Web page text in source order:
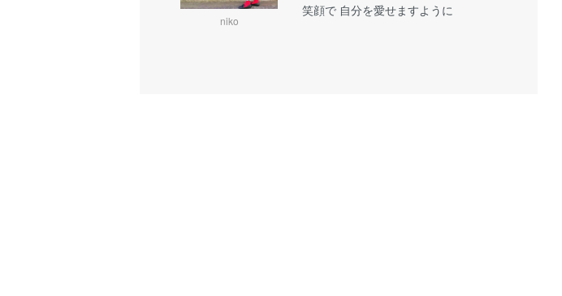
niko
笑顔で 自分を愛せますように